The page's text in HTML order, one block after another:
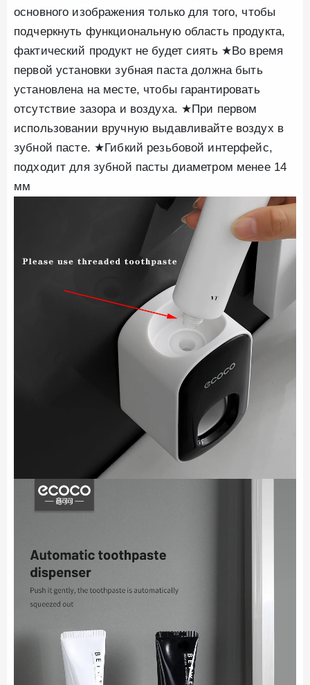
основного изображения только для того, чтобы
подчеркнуть функциональную область продукта,
фактический продукт не будет сиять ★Во время
первой установки зубная паста должна быть
установлена на месте, чтобы гарантировать
отсутствие зазора и воздуха. ★При первом
использовании вручную выдавливайте воздух в
зубной пасте. ★Гибкий резьбовой интерфейс,
подходит для зубной пасты диаметром менее 14
мм